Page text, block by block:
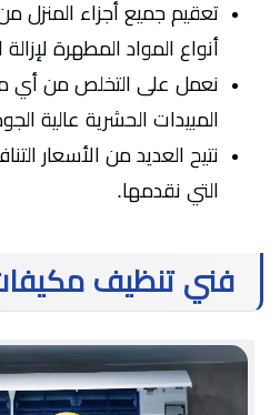
تعقيم جميع أجزاء المنزل
أنواع المواد المطهرة لإزالة
نعمل على التخلص من أي
المبيدات الحشرية عالية
نتيح العديد من الأسعار
التي نقدمها.
فني تنظيف